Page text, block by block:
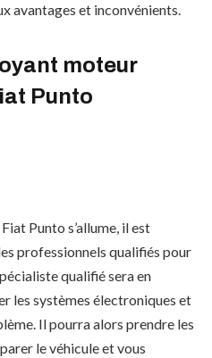
avantages et inconvénients.
moteur
Punto
Punto s’allume, il est
professionnels qualifiés pour
qualifié sera en
les systèmes électroniques et
Il pourra alors prendre les
le véhicule et vous